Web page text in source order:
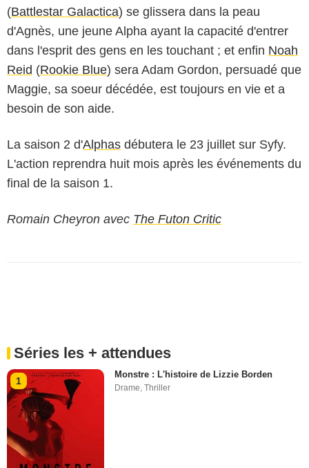
(Battlestar Galactica) se glissera dans la peau
d'Agnès, une jeune Alpha ayant la capacité d'entrer
dans l'esprit des gens en les touchant ; et enfin Noah
Reid (Rookie Blue) sera Adam Gordon, persuadé que
Maggie, sa soeur décédée, est toujours en vie et a
besoin de son aide.
La saison 2 d'Alphas débutera le 23 juillet sur Syfy.
L'action reprendra huit mois après les événements du
final de la saison 1.
Romain Cheyron avec The Futon Critic
Séries les + attendues
1
Monstre : L'histoire de Lizzie Borden
Drame,Thriller